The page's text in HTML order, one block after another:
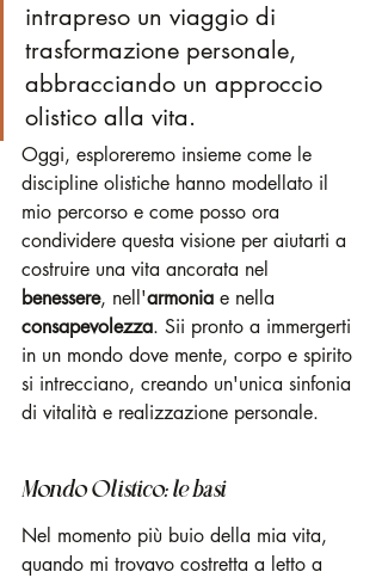
intrapreso un viaggio di
trasformazione personale,
abbracciando un approccio
olistico alla vita.
Oggi, esploreremo insieme come le
discipline olistiche hanno modellato il
mio percorso e come posso ora
condividere questa visione per aiutarti a
costruire una vita ancorata nel
benessere, nell'armonia e nella
consapevolezza. Sii pronto a immergerti
in un mondo dove mente, corpo e spirito
si intrecciano, creando un'unica sinfonia
di vitalità e realizzazione personale.
Mondo Olistico: le basi
Nel momento più buio della mia vita,
quando mi trovavo costretta a letto a